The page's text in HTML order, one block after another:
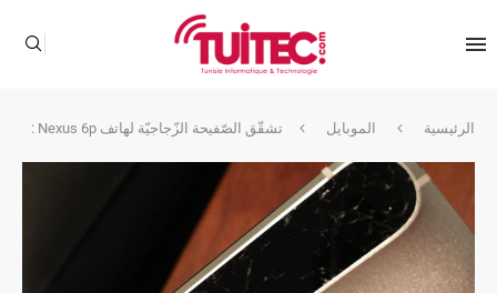
الرئيسية الموبايل تشقّق الصّفيحة الزّجاجيّة لهاتف Nexus 6p :